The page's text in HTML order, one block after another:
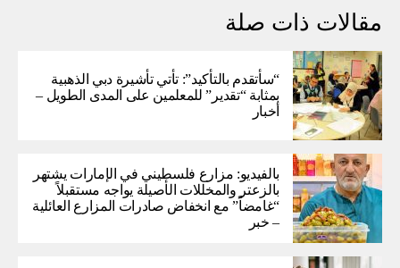
مقالات ذات صلة
“سأتقدم بالتأكيد”: تأتي تأشيرة دبي الذهبية
بمثابة “تقدير” للمعلمين على المدى الطويل –
أخبار
بالفيديو: مزارع فلسطيني في الإمارات يشتهر
بالزعتر والمخللات الأصيلة يواجه مستقبلاً
“غامضاً” ​​مع انخفاض صادرات المزارع العائلية
– خبر